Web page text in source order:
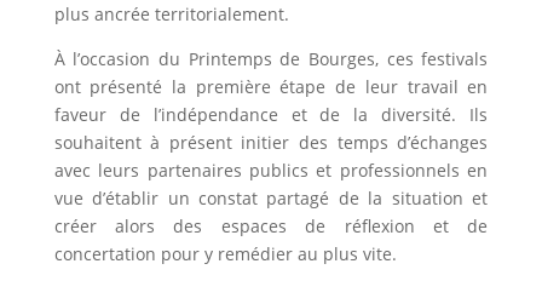
plus ancrée territorialement.
À l’occasion du Printemps de Bourges, ces festivals
ont présenté la première étape de leur travail en
faveur de l’indépendance et de la diversité. Ils
souhaitent à présent initier des temps d’échanges
avec leurs partenaires publics et professionnels en
vue d’établir un constat partagé de la situation et
créer alors des espaces de réflexion et de
concertation pour y remédier au plus vite.